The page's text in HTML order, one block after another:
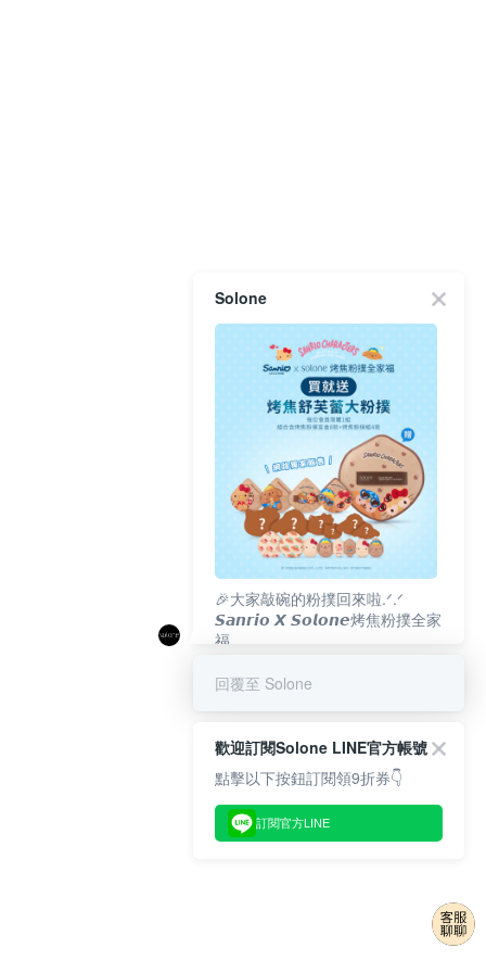
Solone
🎉大家敲碗的粉撲回來啦.ᐟ‪‪.ᐟ
𝙎𝙖𝙣𝙧𝙞𝙤 𝙓 𝙎𝙤𝙡𝙤𝙣𝙚烤焦粉撲全家
福
回覆至 Solone
歡迎訂閱Solone LINE官方帳號
點擊以下按鈕訂閱領9折券👇
訂閱官方LINE